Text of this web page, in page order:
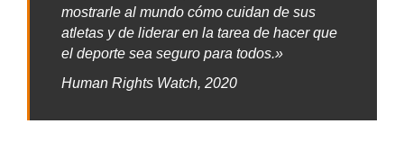
mostrarle al mundo cómo cuidan de sus
atletas y de liderar en la tarea de hacer que
el deporte sea seguro para todos.»
Human Rights Watch, 2020